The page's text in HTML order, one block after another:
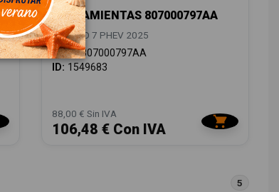
HERRAMIENTAS 807000797AA
JAECOO 7 PHEV 2025
OEM:807000797AA
ID: 1549683
88,00 € Sin IVA
106,48 € Con IVA
5